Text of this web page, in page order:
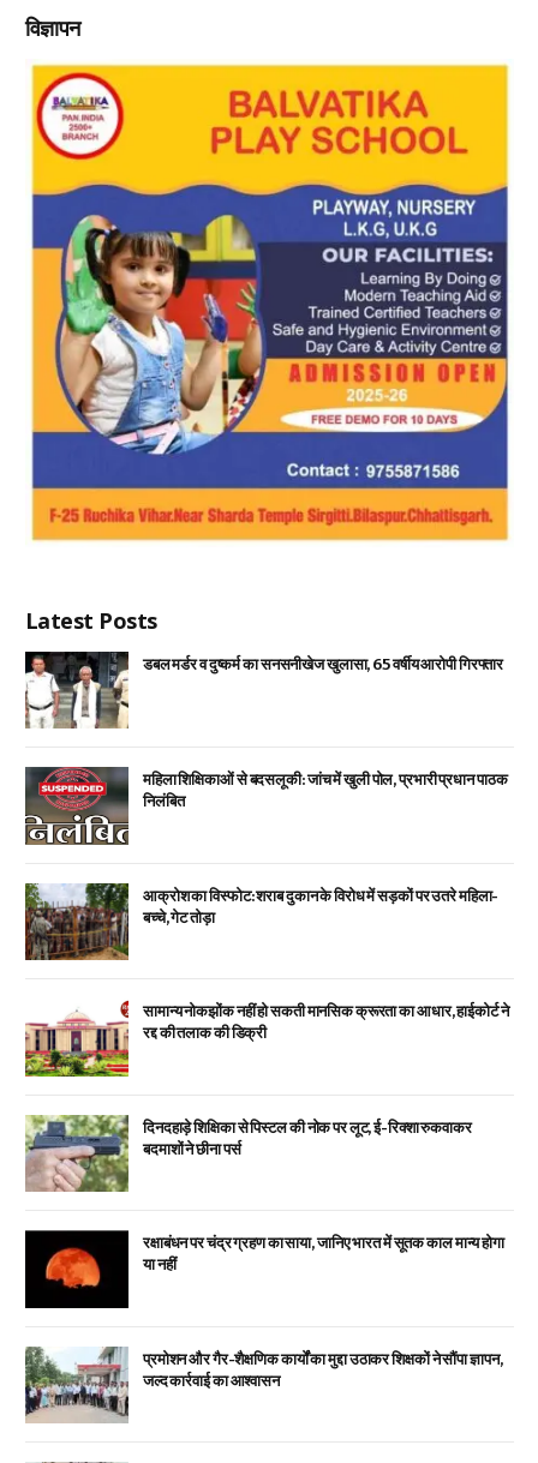
विज्ञापन
Latest Posts
डबल मर्डर व दुष्कर्म का सनसनीखेज खुलासा, 65 वर्षीय आरोपी गिरफ्तार
महिला शिक्षिकाओं से बदसलूकी: जांच में खुली पोल, प्रभारी प्रधान पाठक
निलंबित
आक्रोश का विस्फोट: शराब दुकान के विरोध में सड़कों पर उतरे महिला-
बच्चे, गेट तोड़ा
सामान्य नोकझोंक नहीं हो सकती मानसिक क्रूरता का आधार, हाईकोर्ट ने
रद्द की तलाक की डिक्री
दिनदहाड़े शिक्षिका से पिस्टल की नोक पर लूट, ई-रिक्शा रुकवाकर
बदमाशों ने छीना पर्स
रक्षाबंधन पर चंद्र ग्रहण का साया, जानिए भारत में सूतक काल मान्य होगा
या नहीं
प्रमोशन और गैर-शैक्षणिक कार्यों का मुद्दा उठाकर शिक्षकों ने सौंपा ज्ञापन,
जल्द कार्रवाई का आश्वासन